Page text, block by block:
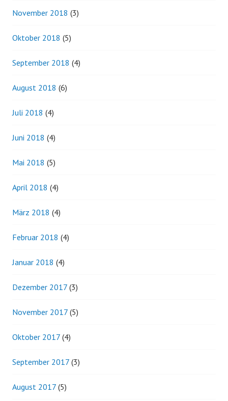
November 2018 (3)
Oktober 2018 (5)
September 2018 (4)
August 2018 (6)
Juli 2018 (4)
Juni 2018 (4)
Mai 2018 (5)
April 2018 (4)
März 2018 (4)
Februar 2018 (4)
Januar 2018 (4)
Dezember 2017 (3)
November 2017 (5)
Oktober 2017 (4)
September 2017 (3)
August 2017 (5)